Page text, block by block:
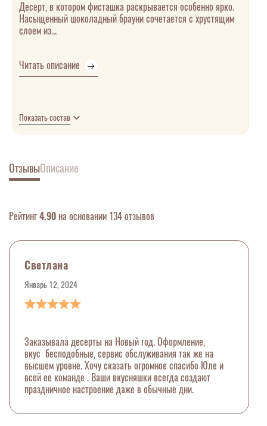
Десерт, в котором фисташка раскрывается особенно ярко.
Насыщенный шоколадный брауни сочетается с хрустящим
слоем из...
Читать описание
Показать состав
ОтзывыОписание
Рейтинг4.90 на основании 134 отзывов
Светлана
Январь 12, 2024
Заказывала десерты на Новый год. Оформление,
вкус бесподобные, сервис обслуживания так же на
высшем уровне. Хочу сказать огромное спасибо Юле и
всей ее команде . Ваши вкусняшки всегда создают
праздничное настроение даже в обычные дни.